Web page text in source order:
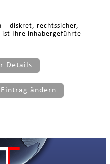
– diskret, rechtssicher,
ist Ihre inhabergeführte
Details
Eintrag ändern